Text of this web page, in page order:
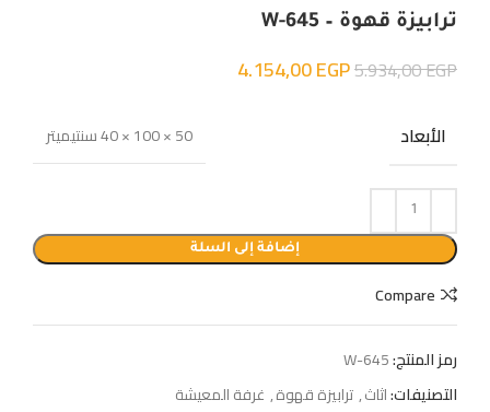
ترابيزة قهوة – W-645
5.934,00EGP
4.154,00EGP
الأبعاد 50 × 100 × 40 سنتيميتر
إضافة إلى السلة
Compare
رمز المنتج:W-645
التصنيفات:اثاث,ترابيزة قهوة, غرفة المعيشة